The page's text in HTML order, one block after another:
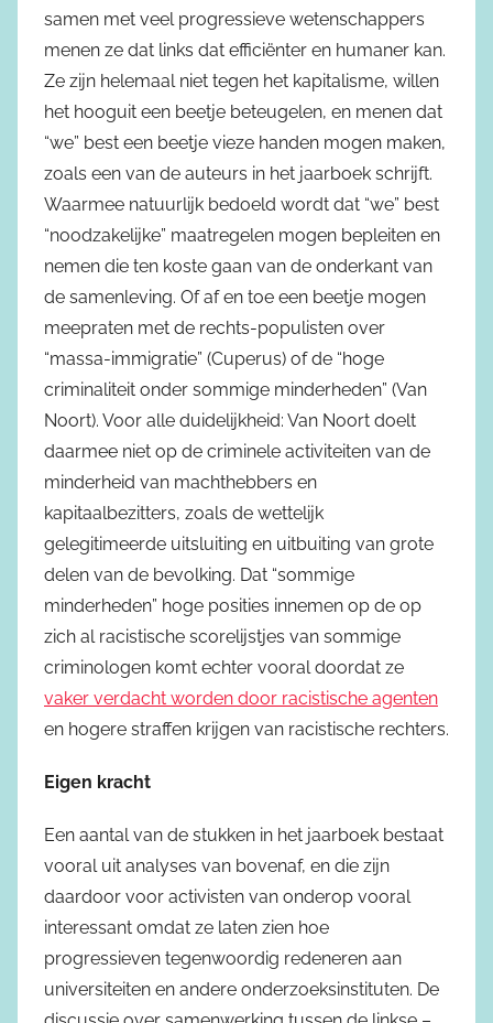
samen met veel progressieve wetenschappers
menen ze dat links dat efficiënter en humaner kan.
Ze zijn helemaal niet tegen het kapitalisme, willen
het hooguit een beetje beteugelen, en menen dat
“we” best een beetje vieze handen mogen maken,
zoals een van de auteurs in het jaarboek schrijft.
Waarmee natuurlijk bedoeld wordt dat “we” best
“noodzakelijke” maatregelen mogen bepleiten en
nemen die ten koste gaan van de onderkant van
de samenleving. Of af en toe een beetje mogen
meepraten met de rechts-populisten over
“massa-immigratie” (Cuperus) of de “hoge
criminaliteit onder sommige minderheden” (Van
Noort). Voor alle duidelijkheid: Van Noort doelt
daarmee niet op de criminele activiteiten van de
minderheid van machthebbers en
kapitaalbezitters, zoals de wettelijk
gelegitimeerde uitsluiting en uitbuiting van grote
delen van de bevolking. Dat “sommige
minderheden” hoge posities innemen op de op
zich al racistische scorelijstjes van sommige
criminologen komt echter vooral doordat ze
vaker verdacht worden door racistische agenten
en hogere straffen krijgen van racistische rechters.
Eigen kracht
Een aantal van de stukken in het jaarboek bestaat
vooral uit analyses van bovenaf, en die zijn
daardoor voor activisten van onderop vooral
interessant omdat ze laten zien hoe
progressieven tegenwoordig redeneren aan
universiteiten en andere onderzoeksinstituten. De